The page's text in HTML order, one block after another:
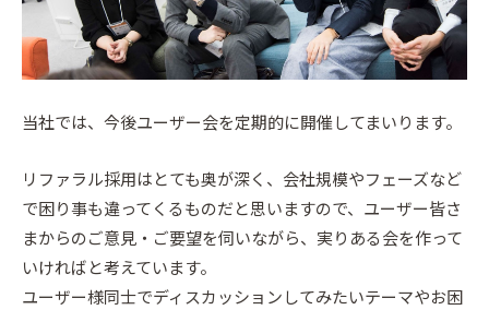
当社では、今後ユーザー会を定期的に開催してまいります。
リファラル採用はとても奥が深く、会社規模やフェーズなど
で困り事も違ってくるものだと思いますので、ユーザー皆さ
まからのご意見・ご要望を伺いながら、実りある会を作って
いければと考えています。
ユーザー様同士でディスカッションしてみたいテーマやお困